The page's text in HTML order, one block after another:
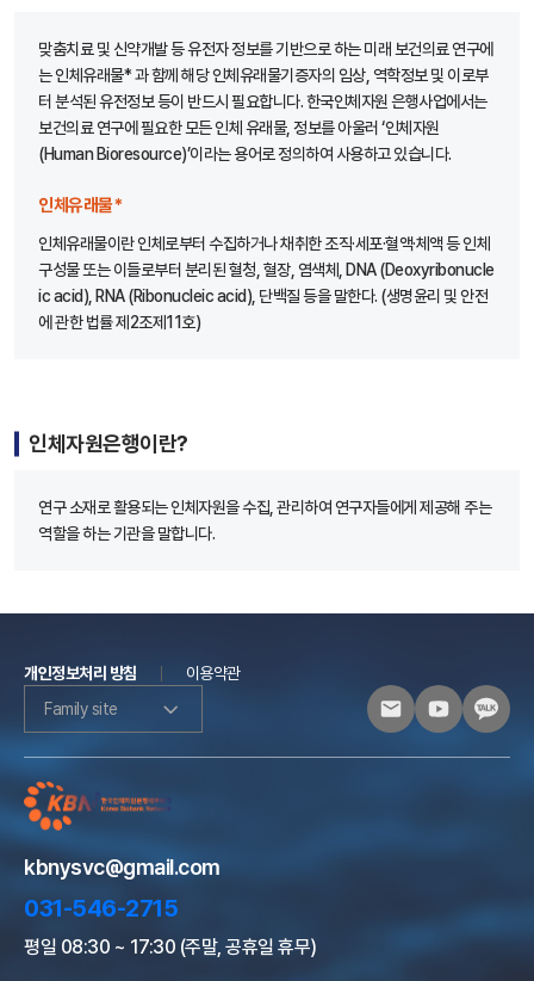
맞춤치료 및 신약개발 등 유전자 정보를 기반으로 하는 미래 보건의료 연구에
는 인체유래물* 과 함께 해당 인체유래물기증자의 임상, 역학정보 및 이로부
터 분석된 유전정보 등이 반드시 필요합니다. 한국인체자원 은행사업에서는
보건의료 연구에 필요한 모든 인체 유래물, 정보를 아울러 ‘인체자원
(Human Bioresource)’이라는 용어로 정의하여 사용하고 있습니다.
인체유래물*
인체유래물이란 인체로부터 수집하거나 채취한 조직·세포·혈액·체액 등 인체
구성물 또는 이들로부터 분리된 혈청, 혈장, 염색체, DNA (Deoxyribonucle
ic acid), RNA (Ribonucleic acid), 단백질 등을 말한다. (생명윤리 및 안전
에 관한 법률 제2조제11호)
인체자원은행이란?
연구 소재로 활용되는 인체자원을 수집, 관리하여 연구자들에게 제공해 주는
역할을 하는 기관을 말합니다.
개인정보처리 방침
이용약관
Family site
kbnysvc@gmail.com
031-546-2715
평일 08:30 ~ 17:30 (주말, 공휴일 휴무)